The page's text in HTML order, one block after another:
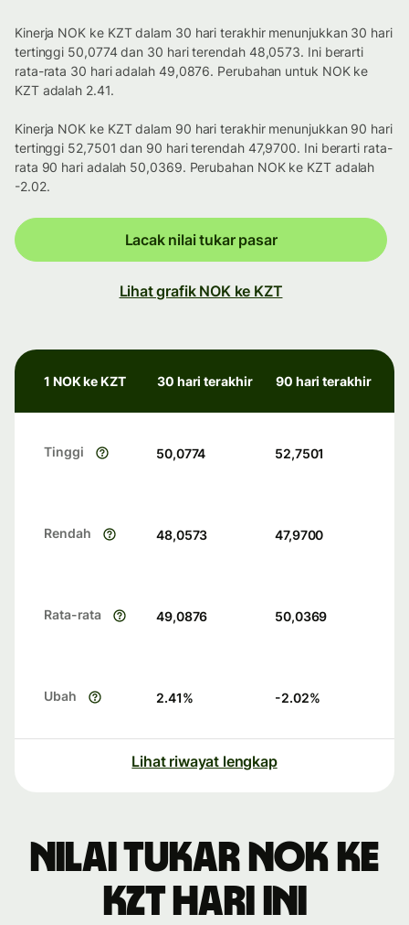
Kinerja NOK ke KZT dalam 30 hari terakhir menunjukkan 30 hari
tertinggi 50,0774 dan 30 hari terendah 48,0573. Ini berarti
rata-rata 30 hari adalah 49,0876. Perubahan untuk NOK ke
KZT adalah 2.41.
Kinerja NOK ke KZT dalam 90 hari terakhir menunjukkan 90 hari
tertinggi 52,7501 dan 90 hari terendah 47,9700. Ini berarti rata-
rata 90 hari adalah 50,0369. Perubahan NOK ke KZT adalah
-2.02.
Lacak nilai tukar pasar
Lihat grafik NOK ke KZT
1 NOK ke KZT 30 hari terakhir 90 hari terakhir
Tinggi 50,0774 52,7501
Rendah 48,0573 47,9700
Rata-rata 49,0876 50,0369
Ubah 2.41% -2.02%
Lihat riwayat lengkap
Nilai tukar NOK ke
KZT hari ini